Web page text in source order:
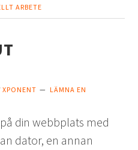
ARBETE
XPONENT
LÄMNA EN
din webbplats med
dator, en annan